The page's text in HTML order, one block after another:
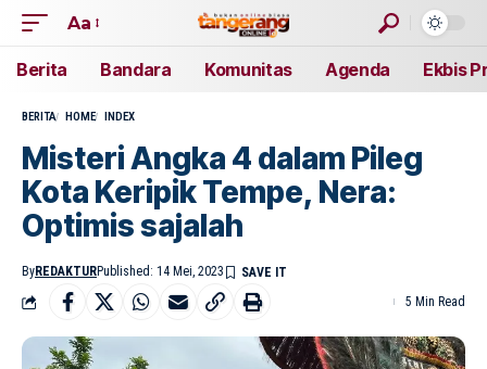
Aa
Berita Bandara Komunitas Agenda Ekbis
BERITA HOME INDEX
Misteri Angka 4 dalam Pileg
Kota Keripik Tempe, Nera:
Optimis sajalah
ByREDAKTURPublished: 14 Mei, 2023
5 Min Read